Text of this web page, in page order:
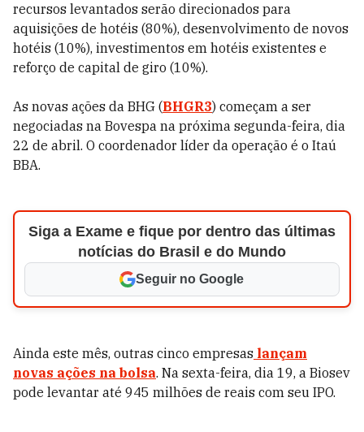
recursos levantados serão direcionados para
aquisições de hotéis (80%), desenvolvimento de novos
hotéis (10%), investimentos em hotéis existentes e
reforço de capital de giro (10%).
As novas ações da BHG (BHGR3) começam a ser
negociadas na Bovespa na próxima segunda-feira, dia
22 de abril. O coordenador líder da operação é o Itaú
BBA.
Siga a Exame e fique por dentro das últimas
notícias do Brasil e do Mundo
Seguir no Google
Ainda este mês, outras cinco empresas lançam
novas ações na bolsa. Na sexta-feira, dia 19, a Biosev
pode levantar até 945 milhões de reais com seu IPO.